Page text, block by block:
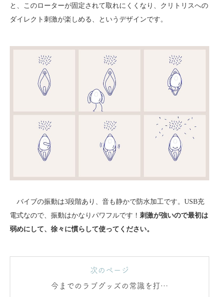
と、このローターが固定されて取れにくくなり、クリトリスへの
ダイレクト刺激が楽しめる、というデザインです。
バイブの振動は3段階あり、音も静かで防水加工です。USB充
電式なので、振動はかなりパワフルです！ 刺激が強いので最初は
弱めにして、徐々に慣らして使ってください。
次のページ
今までのラブグッズの常識を打ち